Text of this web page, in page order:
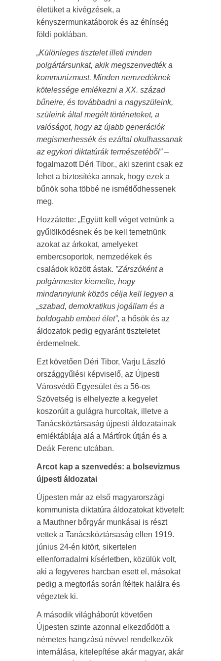
életüket a kivégzések, a
kényszermunkatáborok és az éhínség
földi poklában.
„Különleges tisztelet illeti minden
polgártársunkat, akik megszenvedték a
kommunizmust. Minden nemzedéknek
kötelessége emlékezni a XX. század
bűneire, és továbbadni a nagyszüleink,
szüleink által megélt történeteket, a
valóságot, hogy az újabb generációk
megismerhessék és ezáltal okulhassanak
az egykori diktatúrák természetéből”–
fogalmazott Déri Tibor., aki szerint csak ez
lehet a biztosítéka annak, hogy ezek a
bűnök soha többé ne ismétlődhessenek
meg.
Hozzátette: „Együtt kell véget vetnünk a
gyűlölködésnek és be kell temetnünk
azokat az árkokat, amelyeket
embercsoportok, nemzedékek és
családok között ástak. ”Zárszóként a
polgármester kiemelte, hogy
mindannyiunk közös célja kell legyen a
„szabad, demokratikus jogállam és a
boldogabb emberi élet”, a hősök és az
áldozatok pedig egyaránt tiszteletet
érdemelnek.
Ezt követően Déri Tibor, Varju László
országgyűlési képviselő, az Újpesti
Városvédő Egyesület és a 56-os
Szövetség is elhelyezte a kegyelet
koszorúit a gulágra hurcoltak, illetve a
Tanácsköztársaság újpesti áldozatainak
emléktáblája alá a Mártírok útján és a
Deák Ferenc utcában.
Arcot kap a szenvedés: a bolsevizmus
újpesti áldozatai
Újpesten már az első magyarországi
kommunista diktatúra áldozatokat követelt:
a Mauthner bőrgyár munkásai is részt
vettek a Tanácsköztársaság ellen 1919.
június 24-én kitört, sikertelen
ellenforradalmi kísérletben, közülük volt,
aki a fegyveres harcban esett el, másokat
pedig a megtorlás során ítéltek halálra és
végeztek ki.
A második világháborút követően
Újpesten szinte azonnal elkezdődött a
németes hangzású névvel rendelkezők
internálása, kitelepítése akár magyar, akár